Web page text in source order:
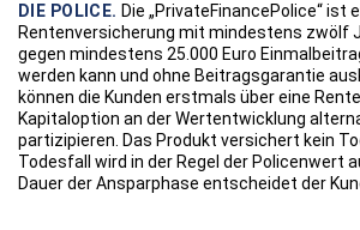
DIE POLICE. Die „PrivateFinancePolice“ ist
Rentenversicherung mit mindestens zwölf
gegen mindestens 25.000 Euro
werden kann und ohne Beitragsgarantie
können die Kunden erstmals über eine
Kapitaloption an der Wertentwicklung
partizipieren. Das Produkt versichert kein
Todesfall wird in der Regel der Policenwert
Dauer der Ansparphase entscheidet der